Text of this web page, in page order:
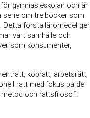
gymnasieskolan och är
serie om tre böcker som
Detta första läromedel ger
vårt samhälle och
som konsumenter,
köprätt, arbetsrätt,
rätt med fokus på de
och rättsfilosofi.